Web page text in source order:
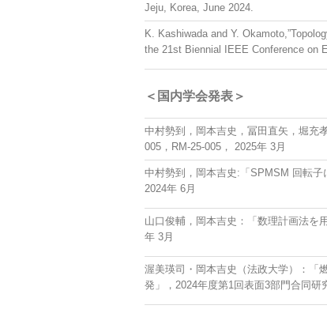
Jeju, Korea, June 2024.
K. Kashiwada and Y.
the 21st Biennial IEEE Conference on
＜国内学会発表＞
中村勢到，岡本吉史，冨田直矢，堀充
005，RM-25-005， 2025年 3月
中村勢到，岡本吉史:「SPMSM 回転子
2024年 6月
山口俊輔，岡本吉史：「数理計画法を
年 3月
渥美瑛司・岡本吉史（法政大学）：「
発」，2024年度第1回表面3部門合同研